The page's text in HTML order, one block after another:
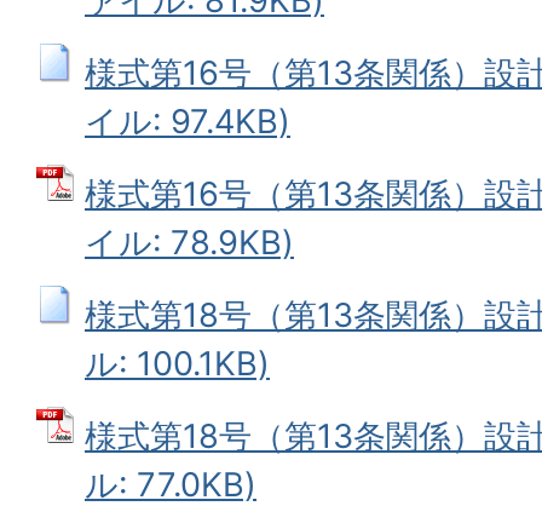
様式第16号（第13条関係）設
イル: 97.4KB)
様式第16号（第13条関係）設
イル: 78.9KB)
様式第18号（第13条関係）設
ル: 100.1KB)
様式第18号（第13条関係）設
ル: 77.0KB)